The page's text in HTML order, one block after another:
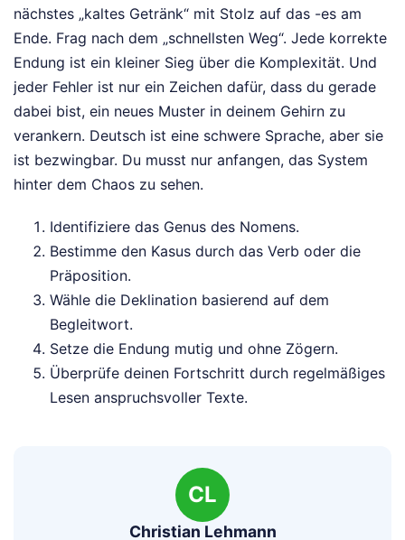
nächstes „kaltes Getränk“ mit Stolz auf das -es am
Ende. Frag nach dem „schnellsten Weg“. Jede korrekte
Endung ist ein kleiner Sieg über die Komplexität. Und
jeder Fehler ist nur ein Zeichen dafür, dass du gerade
dabei bist, ein neues Muster in deinem Gehirn zu
verankern. Deutsch ist eine schwere Sprache, aber sie
ist bezwingbar. Du musst nur anfangen, das System
hinter dem Chaos zu sehen.
Identifiziere das Genus des Nomens.
Bestimme den Kasus durch das Verb oder die
Präposition.
Wähle die Deklination basierend auf dem
Begleitwort.
Setze die Endung mutig und ohne Zögern.
Überprüfe deinen Fortschritt durch regelmäßiges
Lesen anspruchsvoller Texte.
CL
Christian Lehmann